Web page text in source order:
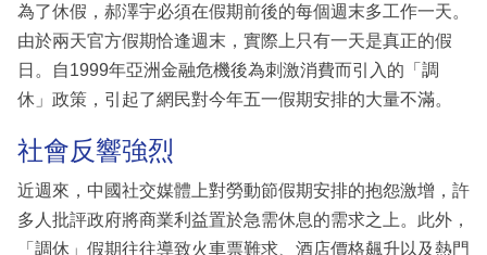
為了休假，郝澤宇必須在假期前後的每個週末多工作一天。
由於兩天官方假期恰逢週末，實際上只有一天是真正的假
日。自1999年亞洲金融危機後為刺激消費而引入的「調
休」政策，引起了網民對今年五一假期安排的大量不滿。
社會反響強烈
近週來，中國社交媒體上對勞動節假期安排的抱怨激增，許
多人批評政府將商業利益置於急需休息的需求之上。此外，
「調休」假期往往導致火車票難求、酒店價格飆升以及熱門